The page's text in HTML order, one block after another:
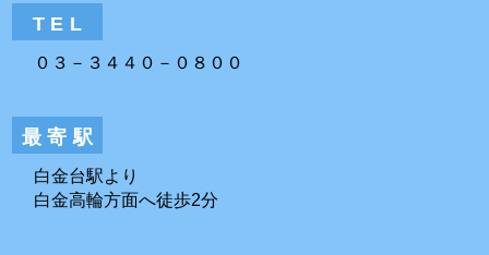
TEL
０３－３４４０－０８００
最寄駅
白金台駅より
白金高輪方面へ徒歩2分